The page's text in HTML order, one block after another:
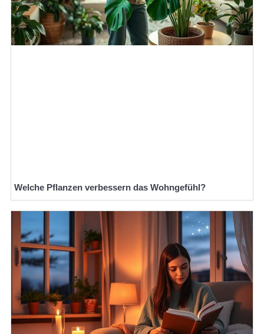
Welche Pflanzen verbessern das Wohngefühl?